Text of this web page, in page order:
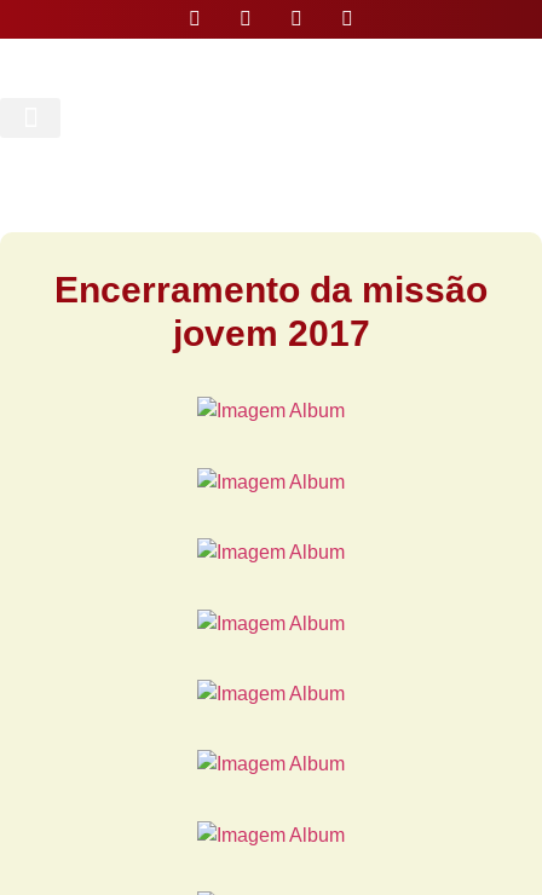
Encerramento da missão
jovem 2017